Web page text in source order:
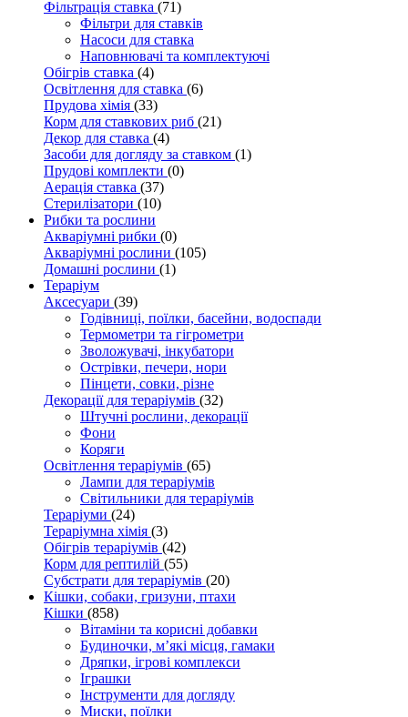
Фільтрація ставка (71)
Фільтри для ставків
Насоси для ставка
Наповнювачі та комплектуючі
Обігрів ставка (4)
Освітлення для ставка (6)
Прудова хімія (33)
Корм для ставкових риб (21)
Декор для ставка (4)
Засоби для догляду за ставком (1)
Прудові комплекти (0)
Аерація ставка (37)
Стерилізатори (10)
Рибки та рослини
Акваріумні рибки (0)
Акваріумні рослини (105)
Домашні рослини (1)
Тераріум
Аксесуари (39)
Годівниці, поїлки, басейни, водоспади
Термометри та гігрометри
Зволожувачі, інкубатори
Острівки, печери, нори
Пінцети, совки, різне
Декорації для тераріумів (32)
Штучні рослини, декорації
Фони
Коряги
Освітлення тераріумів (65)
Лампи для тераріумів
Світильники для тераріумів
Тераріуми (24)
Тераріумна хімія (3)
Обігрів тераріумів (42)
Корм для рептилій (55)
Субстрати для тераріумів (20)
Кішки, собаки, гризуни, птахи
Кішки (858)
Вітаміни та корисні добавки
Будиночки, м’які місця, гамаки
Дряпки, ігрові комплекси
Іграшки
Інструменти для догляду
Миски, поїлки